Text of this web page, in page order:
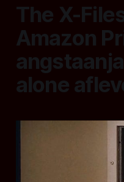
The X-
Amazon
alone